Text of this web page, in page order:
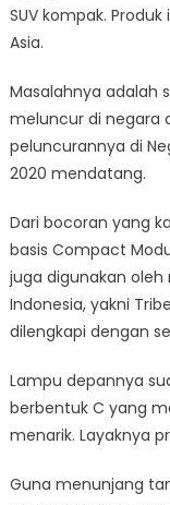
SUV kompak.
Asia.
Masalahnya adalah
meluncur di negara
peluncurannya di
2020 mendatang.
Dari bocoran yang
basis Compact
juga digunakan oleh
Indonesia, yakni
dilengkapi dengan
Lampu depannya
berbentuk C yang
menarik. Layaknya
Guna menunjang